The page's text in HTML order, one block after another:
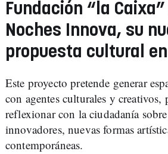
Fundación “la
Noches Innova, su
propuesta cultural
Este proyecto pretende generar
con agentes culturales y creativos,
reflexionar con la ciudadanía
innovadores, nuevas formas
contemporáneas.